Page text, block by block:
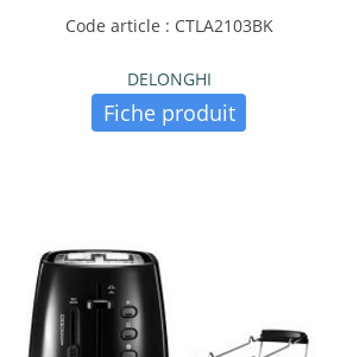
Code article : CTLA2103BK
DELONGHI
Fiche produit